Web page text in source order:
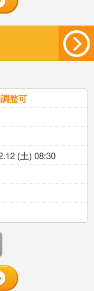
整可
(土) 08:30